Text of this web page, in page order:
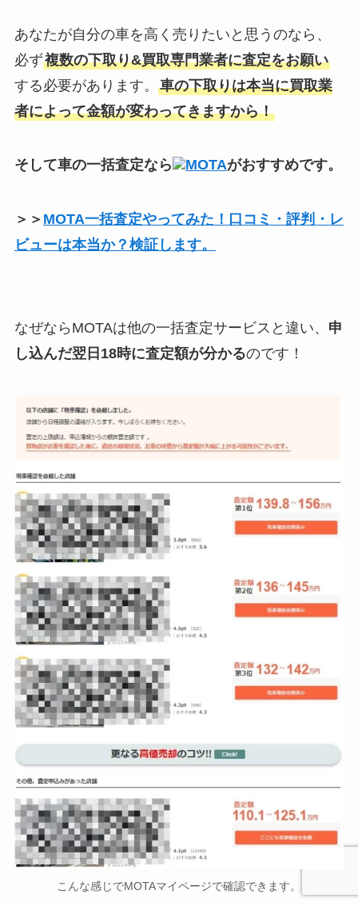
あなたが自分の車を高く売りたいと思うのなら、
必ず複数の下取り&買取専門業者に査定をお願い
する必要があります。 車の下取りは本当に買取業
者によって金額が変わってきますから！
そして車の一括査定なら MOTAがおすすめです。
＞＞ MOTA一括査定やってみた！口コミ・評判・レ
ビューは本当か？検証します。
なぜならMOTAは他の一括査定サービスと違い、 申
し込んだ翌日18時に査定額が分かるのです！
こんな感じでMOTAマイページで確認できます。